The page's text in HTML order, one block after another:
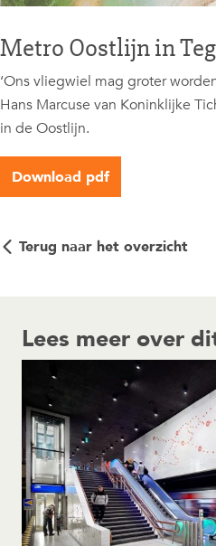
Metro Oostlijn in
‘Ons vliegwiel mag groter
Hans Marcuse van Koninklijke
in de Oostlijn.
Download pdf
Terug naar het overzicht
Lees meer over